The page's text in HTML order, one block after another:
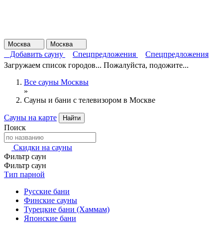
Москва Москва
Добавить сауну Спецпредложения
Спецпредложения
Загружаем список городов... Пожалуйста, подожите...
Все сауны Москвы
»
Сауны и бани с телевизором в Москве
Сауны на карте Найти
Поиск
Скидки на сауны
Фильтр саун
Фильтр саун
Тип парной
Русские бани
Финские сауны
Турецкие бани (Хаммам)
Японские бани